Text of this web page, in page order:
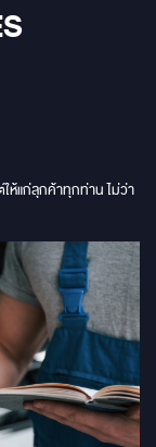
ติดตั้ง
ย์ #ULTRA
จาก
A-2 ติด
ซับ SPL
1
อมระบบ DSP
ยม! จาก
ด้วย
ให้แก่ลุกค้าทุกท่าน ไม่ว่า